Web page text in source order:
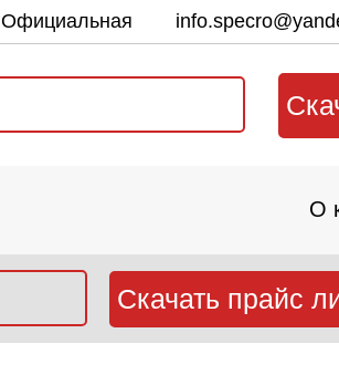
Официальная
почта:
О
Скачать прайс